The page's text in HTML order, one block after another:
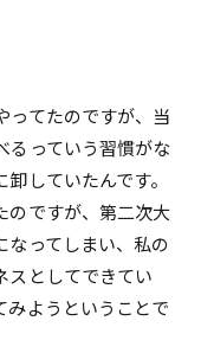
ってたのですが、当
るっていう習慣がな
していたんです。
のですが、第二次大
なってしまい、私の
スとしてできてい
みようということで